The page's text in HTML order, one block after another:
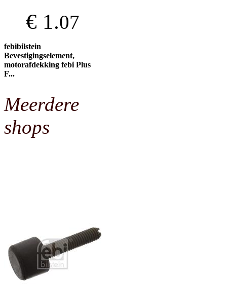
€ 1.07
febibilstein
Bevestigingselement,
motorafdekking febi Plus
F...
Meerdere
shops